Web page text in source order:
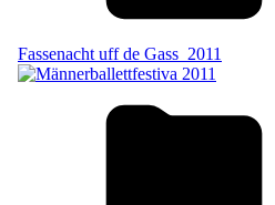
Fassenacht uff de Gass_2011